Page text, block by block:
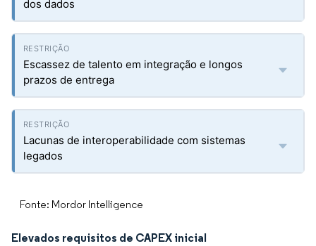
dos dados
Escassez de talento em integração e longos
prazos de entrega
Lacunas de interoperabilidade com sistemas
legados
Fonte: Mordor Intelligence
Elevados requisitos de CAPEX inicial